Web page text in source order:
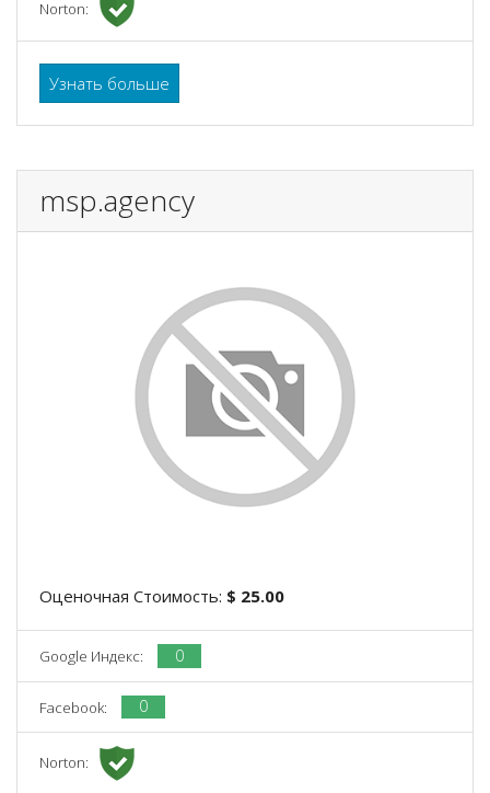
Norton:
Узнать больше
msp.agency
Оценочная Стоимость: $ 25.00
Google Индекс: 0
Facebook: 0
Norton: